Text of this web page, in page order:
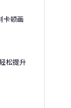
卡顿画
松提升